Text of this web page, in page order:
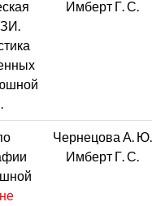
Имберт Г. С.
не
Чернецова А. Ю.
Имберт Г. С.